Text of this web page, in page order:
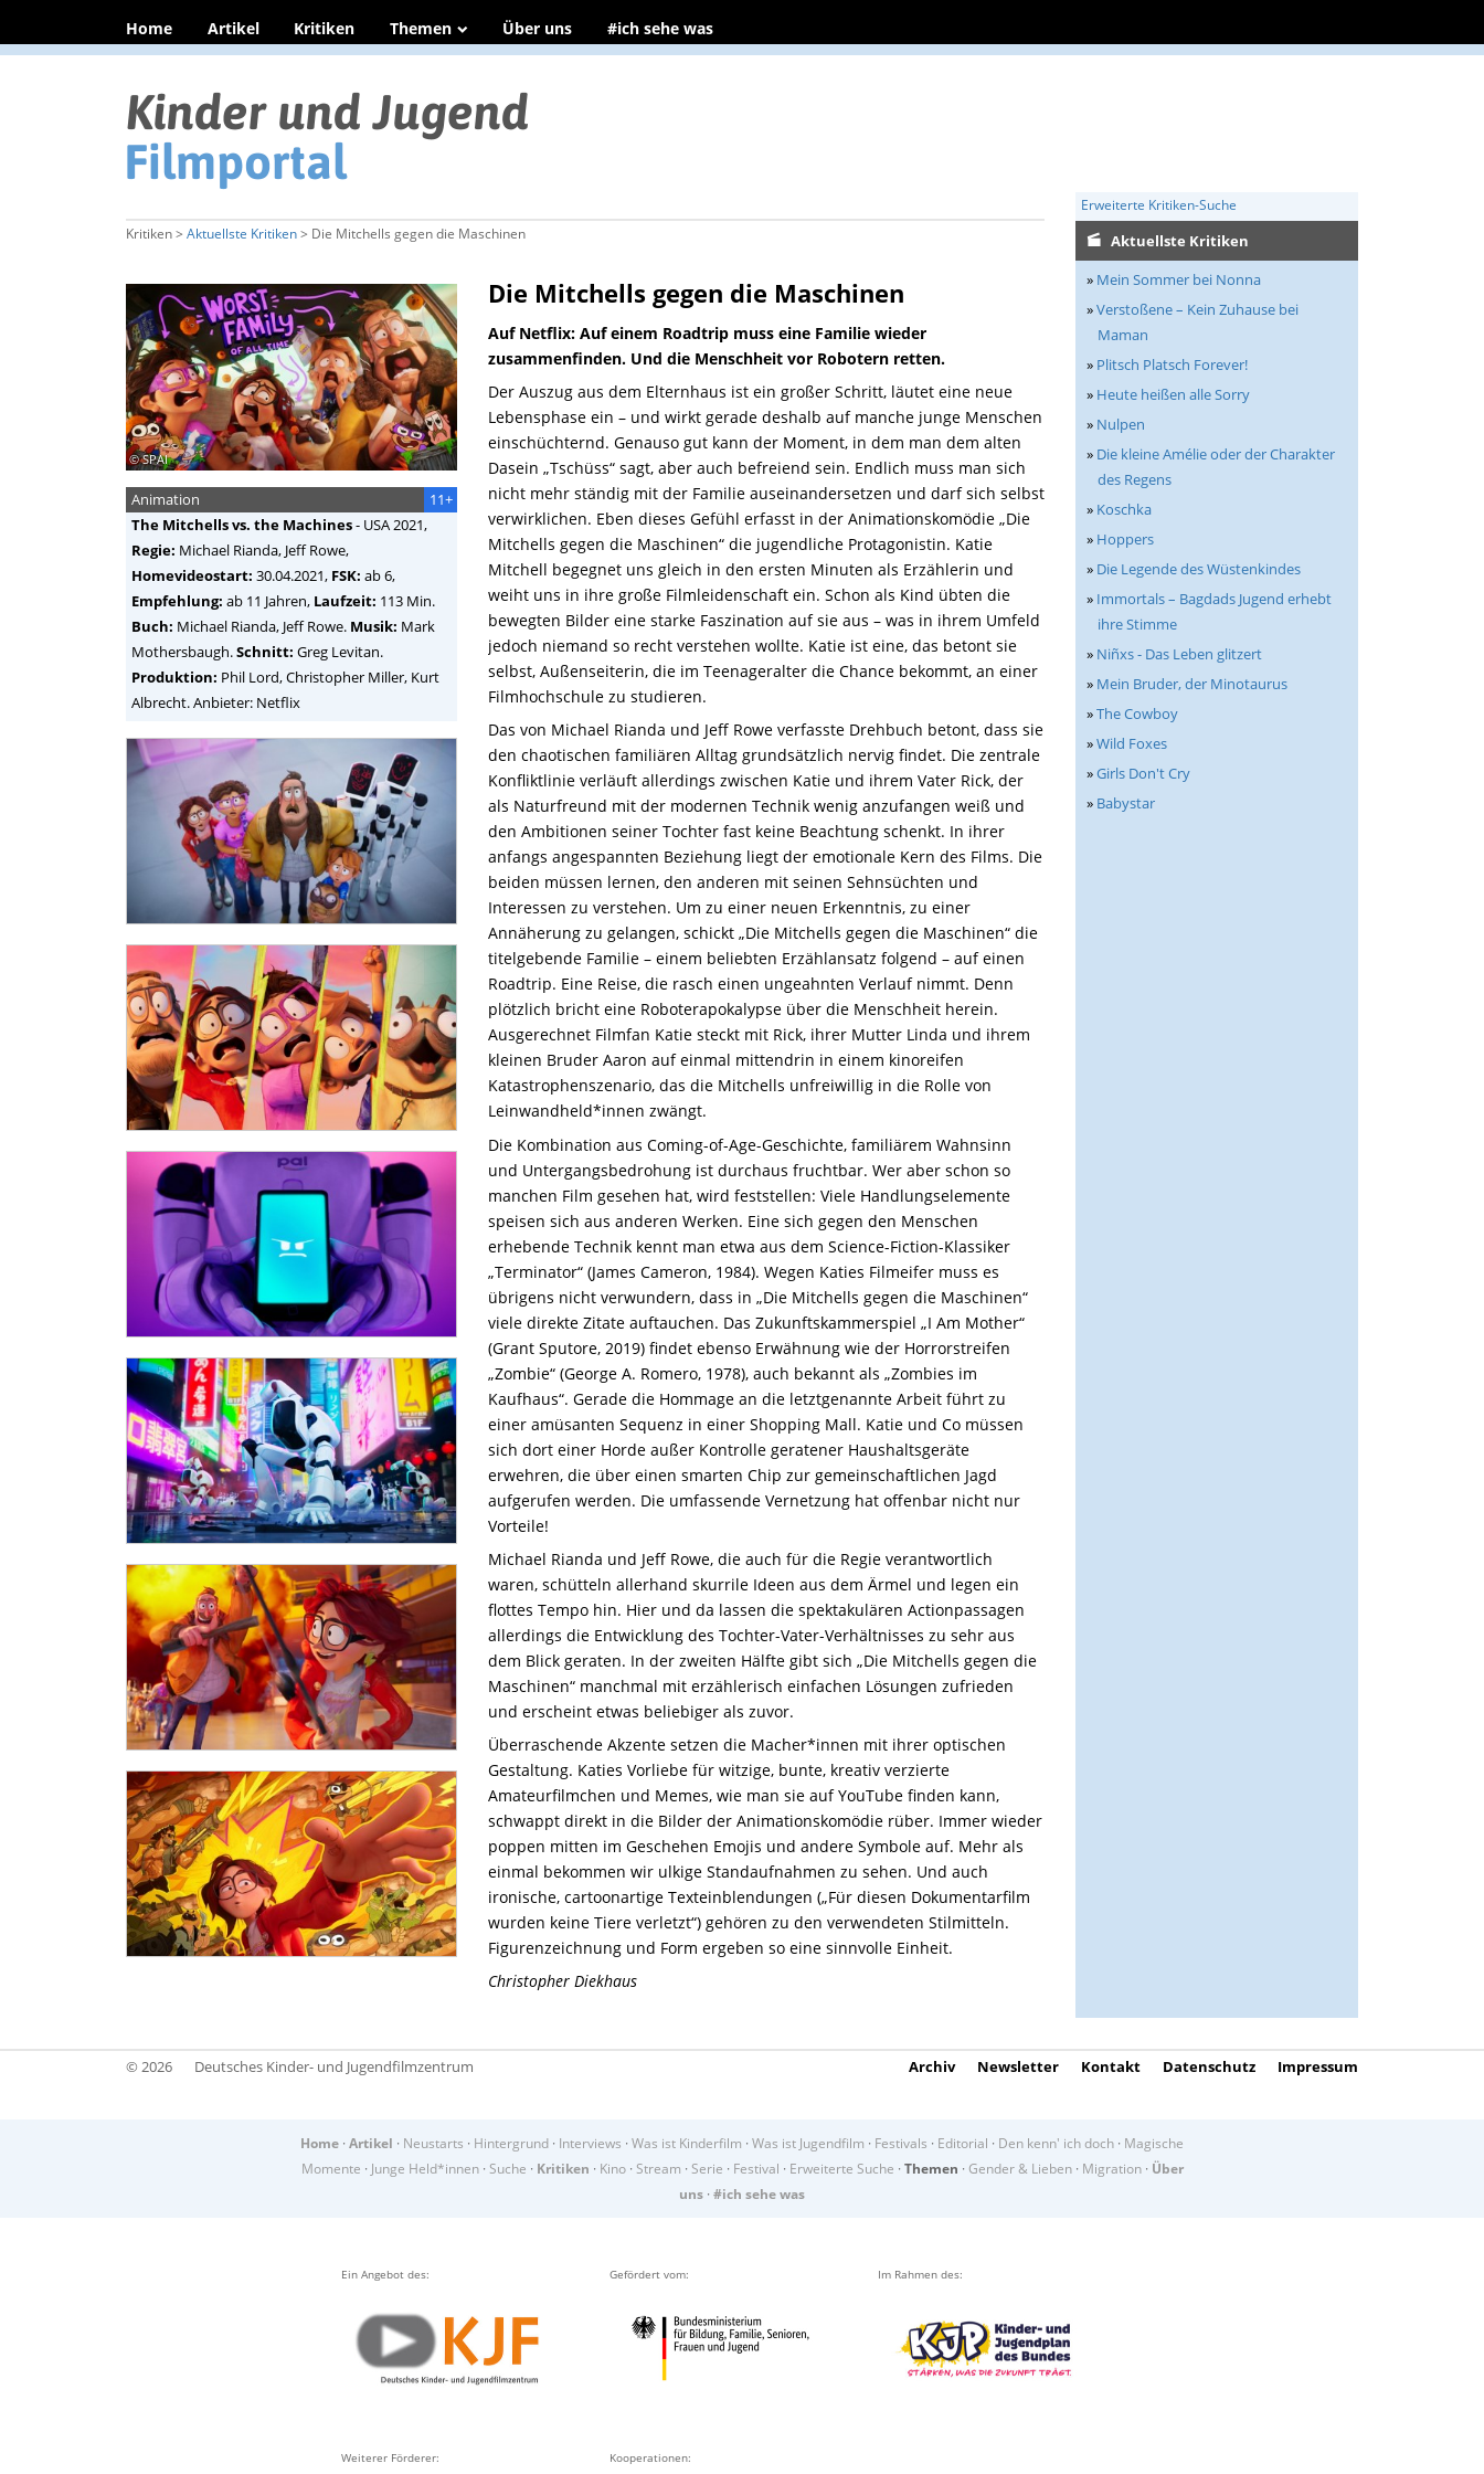
Home Artikel Kritiken Themen Über uns #ich sehe was
Erweiterte Kritiken-Suche
Kritiken > Aktuellste Kritiken> Die Mitchells gegen die Maschinen
Die Mitchells gegen die Maschinen
Auf Netflix: Auf einem Roadtrip muss eine Familie wieder
zusammenfinden. Und die Menschheit vor Robotern retten.
Der Auszug aus dem Elternhaus ist ein großer Schritt, läutet eine neue
Lebensphase ein – und wirkt gerade deshalb auf manche junge Menschen
einschüchternd. Genauso gut kann der Moment, in dem man dem alten
Dasein „Tschüss“ sagt, aber auch befreiend sein. Endlich muss man sich
nicht mehr ständig mit der Familie auseinandersetzen und darf sich selbst
verwirklichen. Eben dieses Gefühl erfasst in der Animationskomödie „Die
Mitchells gegen die Maschinen“ die jugendliche Protagonistin. Katie
Mitchell begegnet uns gleich in den ersten Minuten als Erzählerin und
weiht uns in ihre große Filmleidenschaft ein. Schon als Kind übten die
bewegten Bilder eine starke Faszination auf sie aus – was in ihrem Umfeld
jedoch niemand so recht verstehen wollte. Katie ist eine, das betont sie
selbst, Außenseiterin, die im Teenageralter die Chance bekommt, an einer
Filmhochschule zu studieren.
Das von Michael Rianda und Jeff Rowe verfasste Drehbuch betont, dass sie
den chaotischen familiären Alltag grundsätzlich nervig findet. Die zentrale
Konfliktlinie verläuft allerdings zwischen Katie und ihrem Vater Rick, der
als Naturfreund mit der modernen Technik wenig anzufangen weiß und
den Ambitionen seiner Tochter fast keine Beachtung schenkt. In ihrer
anfangs angespannten Beziehung liegt der emotionale Kern des Films. Die
beiden müssen lernen, den anderen mit seinen Sehnsüchten und
Interessen zu verstehen. Um zu einer neuen Erkenntnis, zu einer
Annäherung zu gelangen, schickt „Die Mitchells gegen die Maschinen“ die
titelgebende Familie – einem beliebten Erzählansatz folgend – auf einen
Roadtrip. Eine Reise, die rasch einen ungeahnten Verlauf nimmt. Denn
plötzlich bricht eine Roboterapokalypse über die Menschheit herein.
Ausgerechnet Filmfan Katie steckt mit Rick, ihrer Mutter Linda und ihrem
kleinen Bruder Aaron auf einmal mittendrin in einem kinoreifen
Katastrophenszenario, das die Mitchells unfreiwillig in die Rolle von
Leinwandheld*innen zwängt.
Die Kombination aus Coming-of-Age-Geschichte, familiärem Wahnsinn
und Untergangsbedrohung ist durchaus fruchtbar. Wer aber schon so
manchen Film gesehen hat, wird feststellen: Viele Handlungselemente
speisen sich aus anderen Werken. Eine sich gegen den Menschen
erhebende Technik kennt man etwa aus dem Science-Fiction-Klassiker
„Terminator“ (James Cameron, 1984). Wegen Katies Filmeifer muss es
übrigens nicht verwundern, dass in „Die Mitchells gegen die Maschinen“
viele direkte Zitate auftauchen. Das Zukunftskammerspiel „I Am Mother“
(Grant Sputore, 2019) findet ebenso Erwähnung wie der Horrorstreifen
„Zombie“ (George A. Romero, 1978), auch bekannt als „Zombies im
Kaufhaus“. Gerade die Hommage an die letztgenannte Arbeit führt zu
einer amüsanten Sequenz in einer Shopping Mall. Katie und Co müssen
sich dort einer Horde außer Kontrolle geratener Haushaltsgeräte
erwehren, die über einen smarten Chip zur gemeinschaftlichen Jagd
aufgerufen werden. Die umfassende Vernetzung hat offenbar nicht nur
Vorteile!
Michael Rianda und Jeff Rowe, die auch für die Regie verantwortlich
waren, schütteln allerhand skurrile Ideen aus dem Ärmel und legen ein
flottes Tempo hin. Hier und da lassen die spektakulären Actionpassagen
allerdings die Entwicklung des Tochter-Vater-Verhältnisses zu sehr aus
dem Blick geraten. In der zweiten Hälfte gibt sich „Die Mitchells gegen die
Maschinen“ manchmal mit erzählerisch einfachen Lösungen zufrieden
und erscheint etwas beliebiger als zuvor.
Überraschende Akzente setzen die Macher*innen mit ihrer optischen
Gestaltung. Katies Vorliebe für witzige, bunte, kreativ verzierte
Amateurfilmchen und Memes, wie man sie auf YouTube finden kann,
schwappt direkt in die Bilder der Animationskomödie rüber. Immer wieder
poppen mitten im Geschehen Emojis und andere Symbole auf. Mehr als
einmal bekommen wir ulkige Standaufnahmen zu sehen. Und auch
ironische, cartoonartige Texteinblendungen („Für diesen Dokumentarfilm
wurden keine Tiere verletzt“) gehören zu den verwendeten Stilmitteln.
Figurenzeichnung und Form ergeben so eine sinnvolle Einheit.
Christopher Diekhaus
© SPAI
11+
Animation
The Mitchells vs. the Machines- USA2021,
Regie: Michael Rianda, Jeff Rowe,
Homevideostart: 30.04.2021, FSK: ab 6,
Empfehlung: ab 11 Jahren, Laufzeit: 113 Min.
Buch: Michael Rianda, Jeff Rowe. Musik: Mark
Mothersbaugh.Schnitt: Greg Levitan.
Produktion: Phil Lord, Christopher Miller, Kurt
Albrecht. Anbieter: Netflix
Aktuellste Kritiken
» Mein Sommer bei Nonna
»Verstoßene – Kein Zuhause bei
Maman
» Plitsch Platsch Forever!
» Heute heißen alle Sorry
» Nulpen
» Die kleine Amélie oder der Charakter
des Regens
» Koschka
» Hoppers
» Die Legende des Wüstenkindes
» Immortals – Bagdads Jugend erhebt
ihre Stimme
» Niñxs - Das Leben glitzert
» Mein Bruder, der Minotaurus
»The Cowboy
»Wild Foxes
»Girls Don't Cry
» Babystar
© 2026 Deutsches Kinder- und Jugendfilmzentrum Archiv Newsletter Kontakt Datenschutz Impressum
Home · Artikel · Neustarts · Hintergrund · Interviews · Was ist Kinderfilm · Was ist Jugendfilm · Festivals · Editorial · Den kenn' ich doch · Magische
Momente · Junge Held*innen· Suche · Kritiken · Kino· Stream · Serie · Festival · Erweiterte Suche · Themen · Gender & Lieben· Migration· Über
uns · #ich sehe was
Ein Angebot des: Gefördert vom: Im Rahmen des:
Weiterer Förderer: Kooperationen: